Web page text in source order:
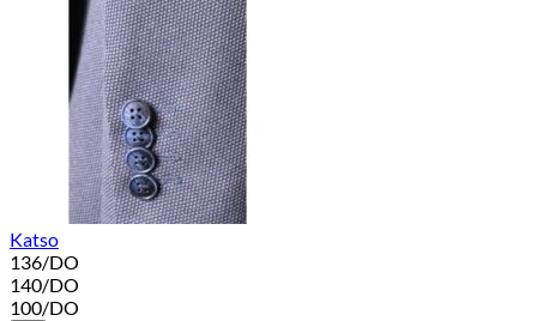
Katso
136/DO
140/DO
100/DO